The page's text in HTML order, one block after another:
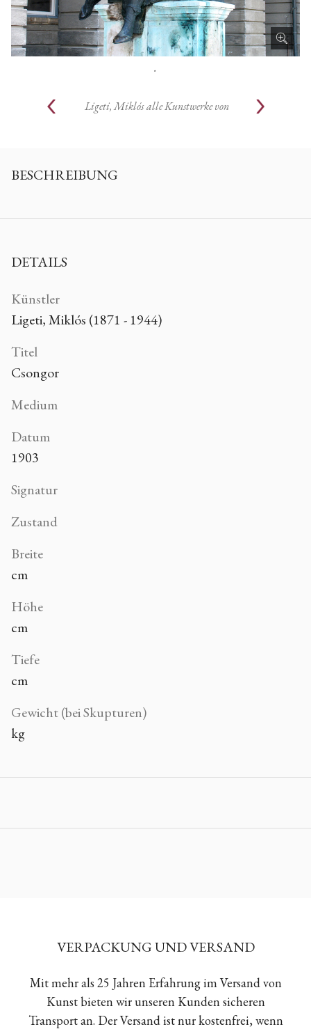
.
Ligeti, Miklósalle Kunstwerke von
BESCHREIBUNG
DETAILS
Künstler
Ligeti, Miklós (1871 - 1944)
Titel
Csongor
Medium
Datum
1903
Signatur
Zustand
Breite
cm
Höhe
cm
Tiefe
cm
Gewicht (bei Skupturen)
kg
VERPACKUNG UND VERSAND
Mit mehr als 25 Jahren Erfahrung im Versand von
Kunst bieten wir unseren Kunden sicheren
Transport an. Der Versand ist nur kostenfrei, wenn